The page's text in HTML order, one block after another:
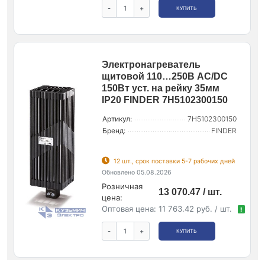
- + КУПИТЬ
Электронагреватель
щитовой 110…250В AC/DC
150Вт уст. на рейку 35мм
IP20 FINDER 7H5102300150
Артикул:
7H5102300150
Бренд:
FINDER
12 шт., срок поставки 5-7 рабочих дней
Обновлено 05.08.2026
Розничная
цена:
13 070.47 / шт.
Оптовая цена: 11 763.42 руб. / шт. !
- + КУПИТЬ